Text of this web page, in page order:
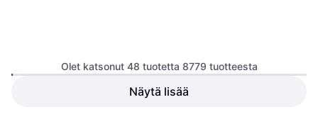
Ø38/Ø32 mm 2 stOlet katsonut 48 tuotetta 8779 tuotteesta
Näytä lisää